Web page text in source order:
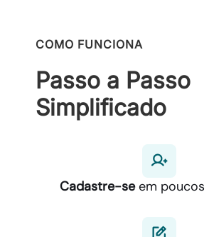
COMO FUNCIONA
Passo a Passo
Simplificado
Cadastre-seem poucos